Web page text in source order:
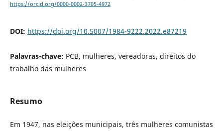
https://orcid.org/0000-0002-3705-4972
DOI: https://doi.org/10.5007/1984-9222.2022.e87219
Palavras-chave: PCB, mulheres, vereadoras, direitos do
trabalho das mulheres
Resumo
Em 1947, nas eleições municipais, três mulheres comunistas